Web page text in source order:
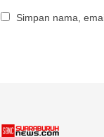
Simpan nama,